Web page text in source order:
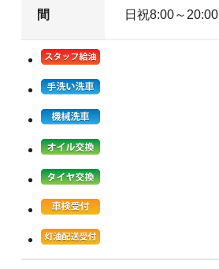
間
日祝8:00～20:00